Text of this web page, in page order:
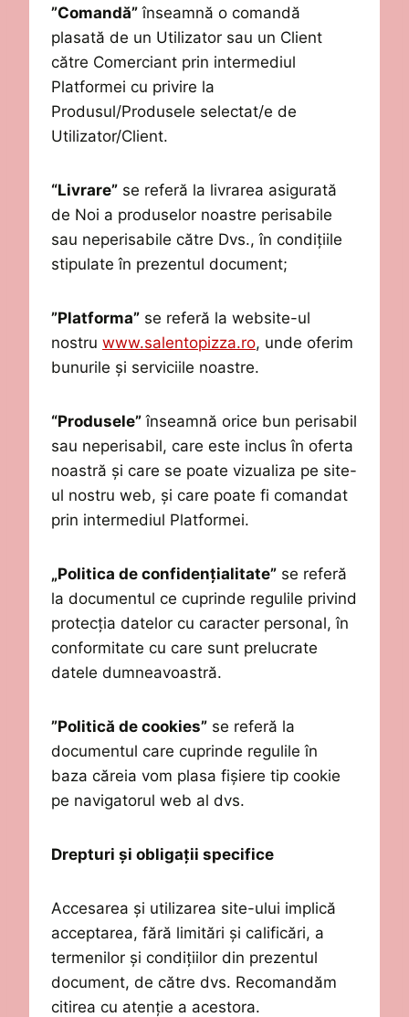
”Comandă” înseamnă o comandă
plasată de un Utilizator sau un Client
către Comerciant prin intermediul
Platformei cu privire la
Produsul/Produsele selectat/e de
Utilizator/Client.
“Livrare” se referă la livrarea asigurată
de Noi a produselor noastre perisabile
sau neperisabile către Dvs., în condițiile
stipulate în prezentul document;
”Platforma” se referă la website-ul
nostru www.salentopizza.ro, unde oferim
bunurile și serviciile noastre.
“Produsele” înseamnă orice bun perisabil
sau neperisabil, care este inclus în oferta
noastră și care se poate vizualiza pe site-
ul nostru web, și care poate fi comandat
prin intermediul Platformei.
„Politica de confidențialitate” se referă
la documentul ce cuprinde regulile privind
protecția datelor cu caracter personal, în
conformitate cu care sunt prelucrate
datele dumneavoastră.
”Politică de cookies” se referă la
documentul care cuprinde regulile în
baza căreia vom plasa fișiere tip cookie
pe navigatorul web al dvs.
Drepturi și obligații specifice
Accesarea și utilizarea site-ului implică
acceptarea, fără limitări și calificări, a
termenilor și condițiilor din prezentul
document, de către dvs. Recomandăm
citirea cu atenție a acestora.